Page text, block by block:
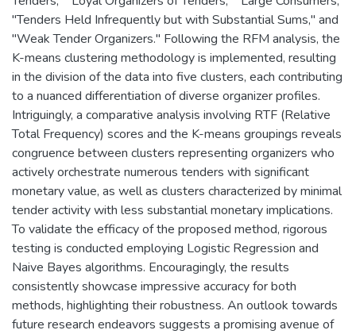
"Tenders Held Infrequently but with Substantial Sums," and
"Weak Tender Organizers." Following the RFM analysis, the
K-means clustering methodology is implemented, resulting
in the division of the data into five clusters, each contributing
to a nuanced differentiation of diverse organizer profiles.
Intriguingly, a comparative analysis involving RTF (Relative
Total Frequency) scores and the K-means groupings reveals
congruence between clusters representing organizers who
actively orchestrate numerous tenders with significant
monetary value, as well as clusters characterized by minimal
tender activity with less substantial monetary implications.
To validate the efficacy of the proposed method, rigorous
testing is conducted employing Logistic Regression and
Naive Bayes algorithms. Encouragingly, the results
consistently showcase impressive accuracy for both
methods, highlighting their robustness. An outlook towards
future research endeavors suggests a promising avenue of